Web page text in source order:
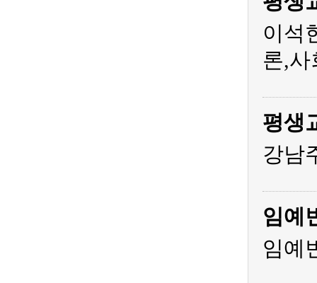
이석
론,사
평생
강남
임예
임예